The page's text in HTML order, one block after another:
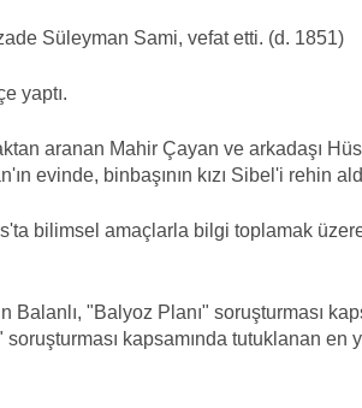
Süleyman Sami, vefat etti. (d. 1851)
yaptı.
aranan Mahir Çayan ve arkadaşı
evinde, binbaşının kızı Sibel'i rehin
bilimsel amaçlarla bilgi toplamak
"Balyoz Planı" soruşturması
kapsamında tutuklanan en